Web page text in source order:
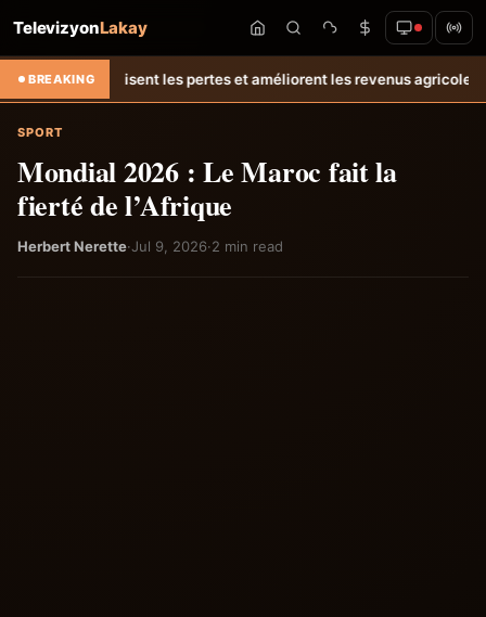
TelevizyonLakay
BREAKING
réduisent les pertes et améliorent les revenus agricoles.Relance
SPORT
Mondial 2026 : Le Maroc fait la
fierté de l’Afrique
Herbert Nerette·Jul 9, 2026·2 min read